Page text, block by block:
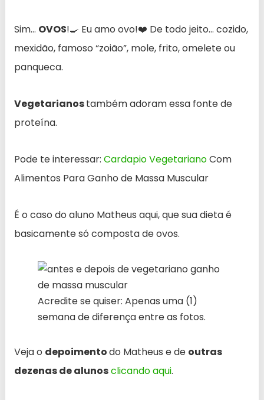
Sim… OVOS!🍳 Eu amo ovo!❤️ De todo jeito… cozido,
mexidão, famoso “zoião”, mole, frito, omelete ou
panqueca.
Vegetarianostambém adoram essa fonte de
proteína.
Pode te interessar: Cardapio VegetarianoCom
Alimentos Para Ganho de Massa Muscular
É o caso do aluno Matheus aqui, que sua dieta é
basicamente só composta de ovos.
Acredite se quiser: Apenas uma (1)
semana de diferença entre as fotos.
Veja o depoimentodo Matheus e de outras
dezenas de alunosclicando aqui.